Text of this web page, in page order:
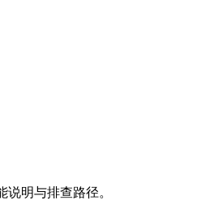
明与排查路径。